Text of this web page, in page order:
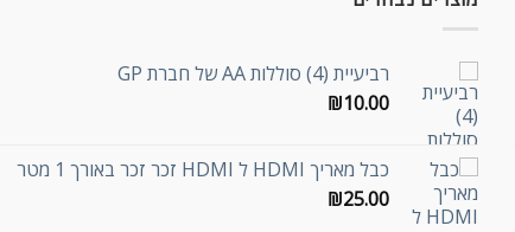
רביעיית (4) סוללות AA של חברת GP
₪10.00
כבל מאריך HDMI ל HDMI זכר זכר באורך 1 מטר
₪25.00